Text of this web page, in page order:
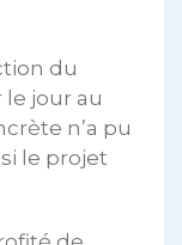
du
jour au
n’a pu
le projet